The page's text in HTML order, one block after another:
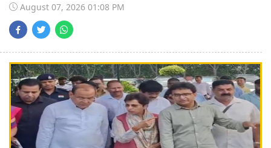
August 07, 2026 01:08 PM